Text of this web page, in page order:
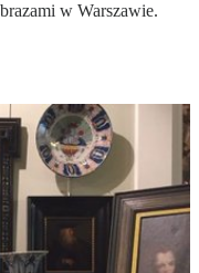
w Warszawie.